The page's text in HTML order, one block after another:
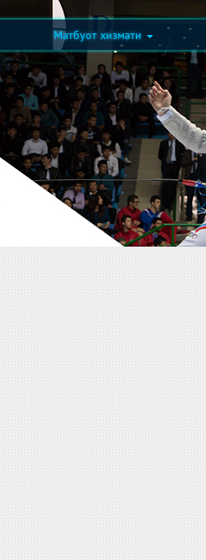
Матбуот хизмати